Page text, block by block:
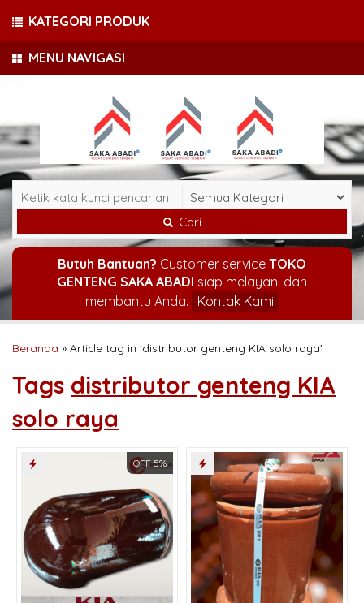
MENU NAVIGASI
Cari
Butuh Bantuan? Customer service TOKO
GENTENG SAKA ABADI siap melayani dan
membantu Anda.
Kontak Kami
Beranda » Article tag in 'distributor genteng KIA solo raya'
Tags distributor genteng KIA
solo raya
OFF 5%
KATEGORI PRODUK